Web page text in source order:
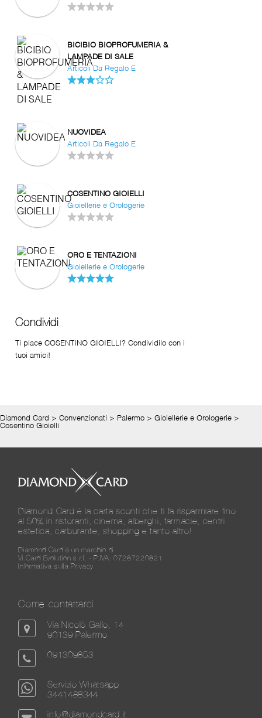
BICIBIO BIOPROFUMERIA &
LAMPADE DI SALE
Articoli Da Regalo E
NUOVIDEA
Articoli Da Regalo E
COSENTINO GIOIELLI
Gioiellerie e Orologerie
ORO E TENTAZIONI
Gioiellerie e Orologerie
Condividi
Ti piace COSENTINO GIOIELLI? Condividilo con i
tuoi amici!
Diamond Card > Convenzionati > Palermo > Gioiellerie e Orologerie >
Cosentino Gioielli
Diamond Card è la carta sconti che ti fa risparmiare fino
al 50% in ristoranti, cinema, alberghi, farmacie, centri
estetica, carburante, shopping e tanto altro!
Diamond Card è un marchio di
Vi.Card Evolution s.r.l. - P.IVA: 07287220821
Informativa sulla Privacy
Come contattarci
Via Nicolò Gallo, 14
90139 Palermo
091309853
Servizio Whatsapp
3441488344
info@diamondcard.it